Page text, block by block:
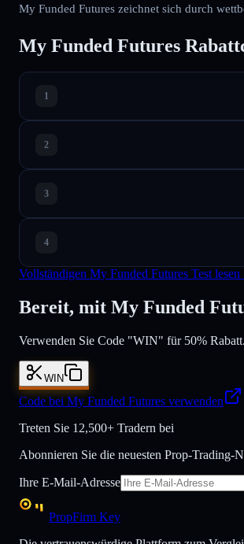
My Funded Futures zeichnet sich durch
My Funded Futures
Vollständigen My Funded Futures Test
Bereit, mit My Funded
Verwenden Sie Code "WIN" für 50%
WIN
Code bei My Funded Futures verwenden
Treten Sie 12,500+ Tradern bei
Abonnieren Sie die neuesten Prop-
Ihre E-Mail-Adresse
PropFirm Key